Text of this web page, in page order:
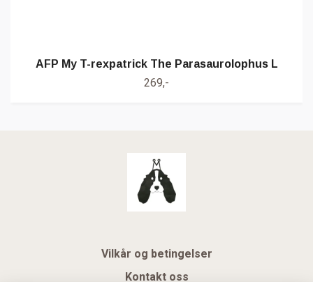
AFP My T-rexpatrick The Parasaurolophus L
269,-
Vilkår og betingelser
Kontakt oss